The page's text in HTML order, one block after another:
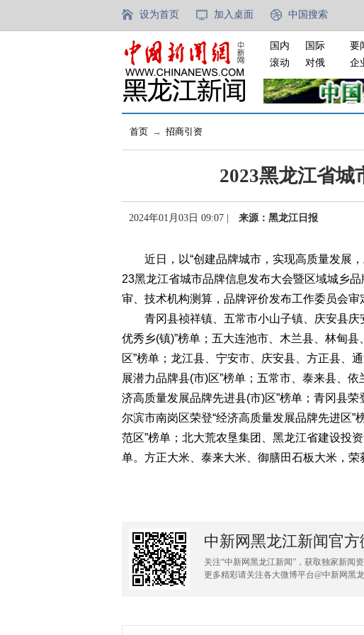
设为首页 加入桌面 中国搜索
国内
国际
滚动
对俄
要
企
首页 → 招商引资
2023黑龙江省城
2024年01月03日 09:07 | 来源：黑龙江日报
近日，以“创建品牌城市，实现高质量发展，
23黑龙江省城市品牌信息发布大会暨区域城乡
审、技术机构测算，品牌评价发布工作委员会审
青冈县祯祥镇、五常市小山子镇、庆安县庆
优秀乡(镇)”榜单；五大连池市、木兰县、林甸
区”榜单；龙江县、宁安市、庆安县、方正县、
展潜力品牌县(市)区”榜单；五常市、泰来县、
济高质量发展品牌先进县(市)区”榜单；青冈县
尔滨市南岗区荣登“经济高质量发展品牌先进区”
范区”榜单；北大荒农垦集团、黑龙江省建设投
单。方正大米、泰来大米、御膳田石板大米，荣
中新网黑龙江新闻官方
关注“中新网黑龙江新闻”，获取独家新闻资
更多精彩请关注各大微博平台@中新网黑龙